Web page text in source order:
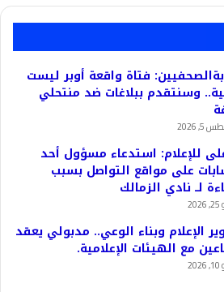
فتاة واقعة أوبر ليست
وسنتقدم ببلاغات ضد منتحلي
2026
للإعلام: استدعاء مسؤول أحد
على مواقع التواصل بسبب
لــ نادي الزمالك
الإعلام وبناء الوعي.. مدبولي يعقد
مع الهيئات الإعلامية.